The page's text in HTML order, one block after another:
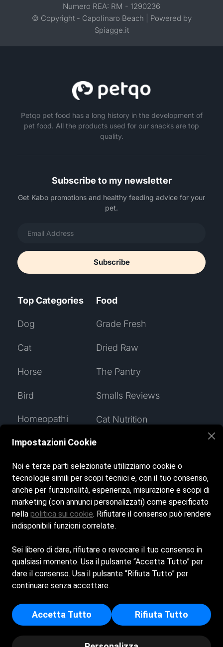
Numero REA: RM - 1290236
© Copyright - Capolinaro Beach | Powered by
Spiagge.it
Petqo pet food has a long history in the development of
pet food. All the products used for our snacks are top
quality.
Subscribe to my newsletter
Get Kabo promotions and healthy feeding advice for your
pet.
Subscribe
Top Categories
Dog
Cat
Horse
Bird
Homeopathi
Food
Grade Fresh
Dried Raw
The Pantry
Smalls Reviews
Cat Nutrition
FAQs
Blog
About Us
Contact
Email
aemail.com
Call
Impostazioni Cookie
Noi e terze parti selezionate utilizziamo cookie o
tecnologie simili per scopi tecnici e, con il tuo consenso,
anche per funzionalità, esperienza, misurazione e scopi di
marketing (con annunci personalizzati) come specificato
nella politica sui cookie. Rifiutare il consenso può rendere
indisponibili funzioni correlate.
Sei libero di dare, rifiutare o revocare il tuo consenso in
qualsiasi momento. Usa il pulsante “Accetta Tutto” per
dare il consenso. Usa il pulsante “Rifiuta Tutto” per
continuare senza accettare.
Accetta Tutto Rifiuta Tutto